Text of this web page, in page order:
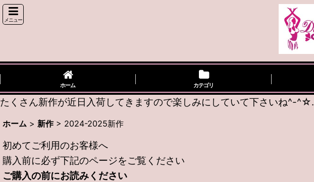
メニュー
ホーム カテゴリ
たくさん新作が近日入荷してきますので楽しみにしていて下さいね^-^☆.
ホーム > 新作 > 2024-2025新作
初めてご利用のお客様へ
購入前に必ず下記のページをご覧ください
ご購入の前にお読みください